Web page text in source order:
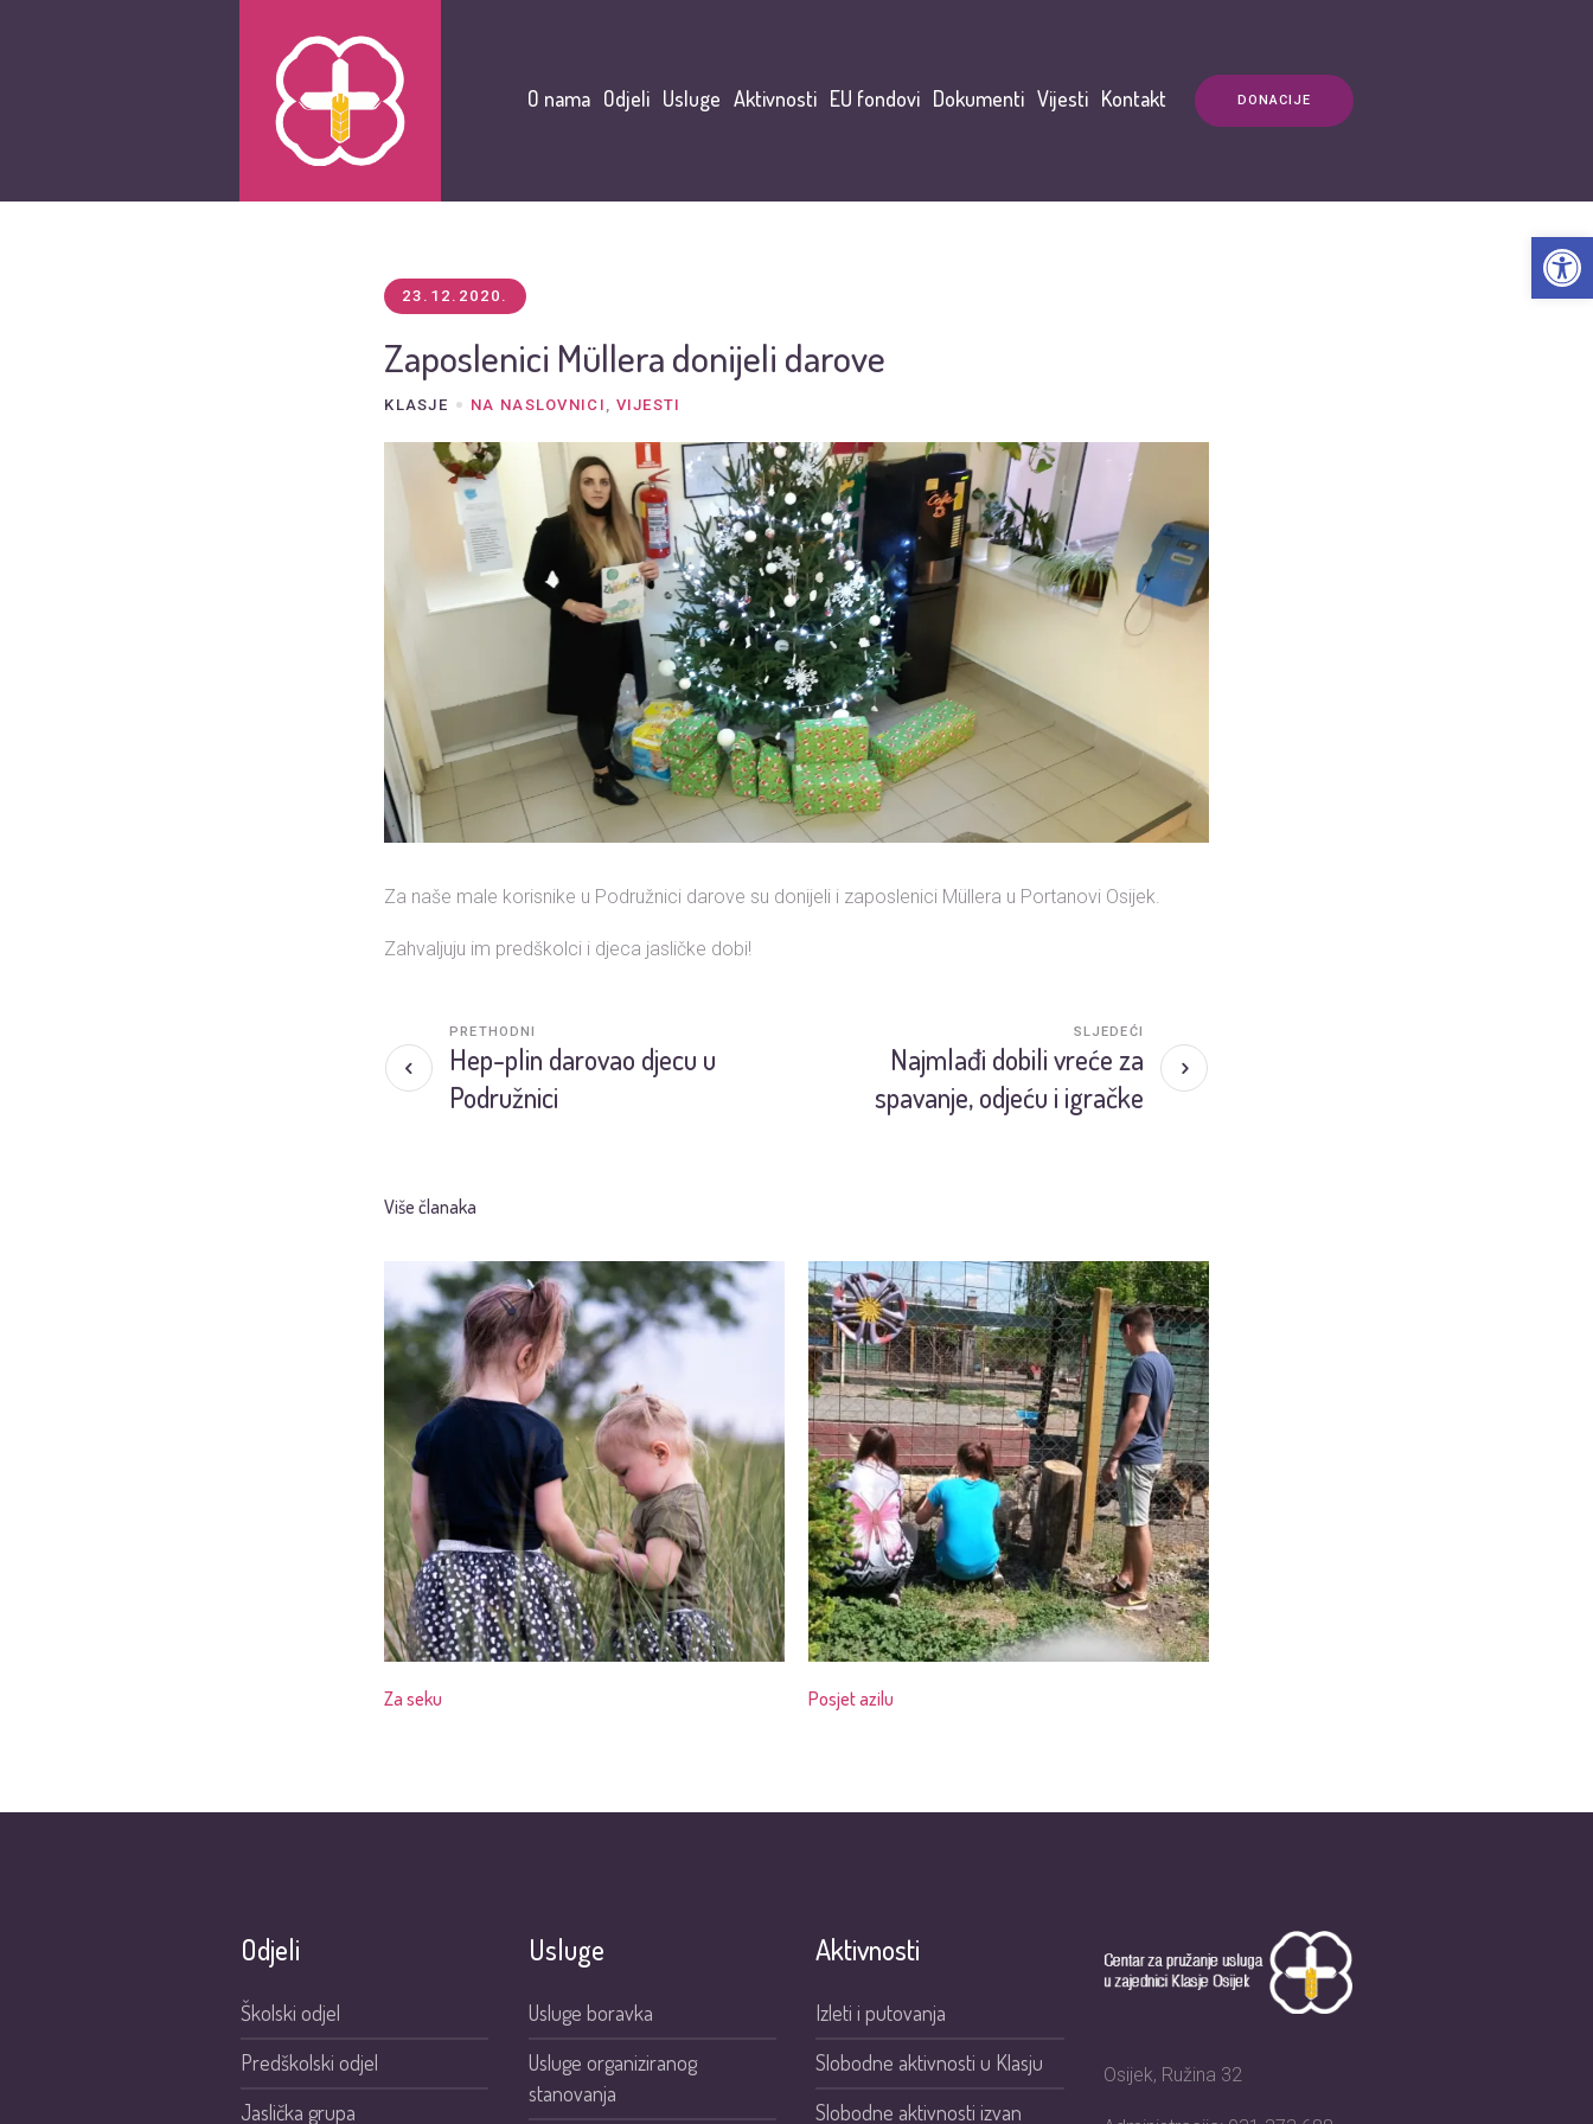
DONACIJE
O nama Odjeli Usluge Aktivnosti EU fondovi Dokumenti Vijesti Kontakt
23.12.2020.
Zaposlenici Müllera donijeli darove
KLASJE NA NASLOVNICI , VIJESTI
Za naše male korisnike u Podružnici darove su donijeli i zaposlenici Müllera u Portanovi Osijek.
Zahvaljuju im predškolci i djeca jasličke dobi!
Hep-plin darovao djecu u
Podružnici
PRETHODNI
Najmlađi dobili vreće za
spavanje, odjeću i igračke
SLJEDEĆI
Više članaka
Za seku Posjet azilu
Odjeli
Školski odjel
Predškolski odjel
Jaslička grupa
Usluge
Usluge boravka
Usluge organiziranog
stanovanja
Aktivnosti
Izleti i putovanja
Slobodne aktivnosti u Klasju
Slobodne aktivnosti izvan
Osijek, Ružina 32